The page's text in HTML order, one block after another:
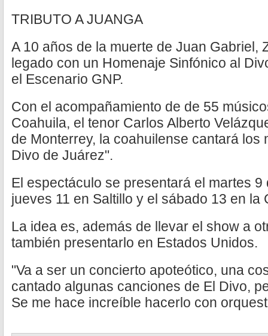
TRIBUTO A JUANGA
A 10 años de la muerte de Juan Gabriel,
legado con un Homenaje Sinfónico al
el Escenario GNP.
Con el acompañamiento de de 55
Coahuila, el tenor Carlos Alberto
de Monterrey, la coahuilense cantará los
Divo de Juárez".
El espectáculo se presentará el martes 9
jueves 11 en Saltillo y el sábado 13 en la
La idea es, además de llevar el show a
también presentarlo en Estados Unidos.
"Va a ser un concierto apoteótico, una
cantado algunas canciones de El Divo,
Se me hace increíble hacerlo con